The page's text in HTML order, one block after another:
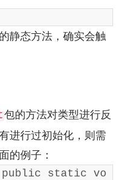
静态方法，确实会触
包的方法对类型进行反
进行过初始化，则需
的例子：
public static vo